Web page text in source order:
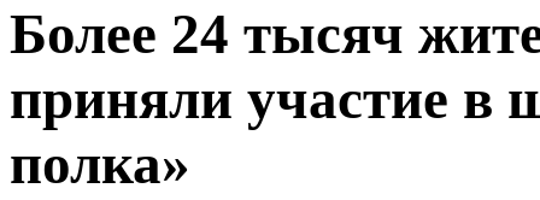
Более 24 тысяч
приняли участие в
полка»